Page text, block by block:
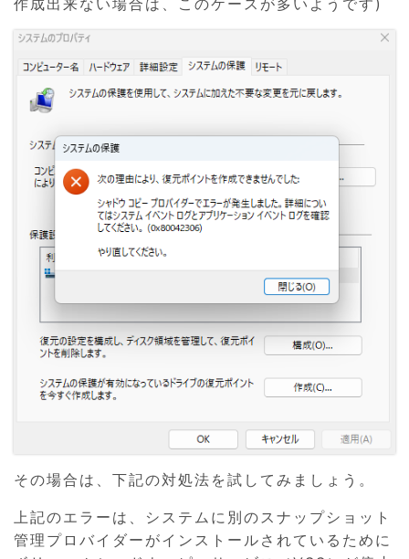
作成出来ない場合は、このケースが多いようです)
その場合は、下記の対処法を試してみましょう。
上記のエラーは、システムに別のスナップショット
管理プロバイダーがインストールされているために